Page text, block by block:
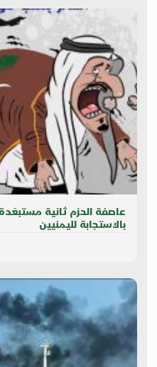
عاصفة الحزم ثانية
بالاستجابة لليمنيين